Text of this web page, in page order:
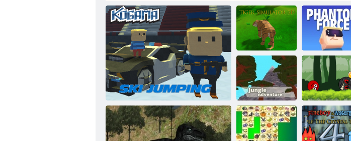
Tīģera
simulators 3D
Kogama
Phantom Force
Kogama:
džungļu
piedzīvojums
Bumbu varonis
piedzīvojums:
sarkans lielība
bumbu